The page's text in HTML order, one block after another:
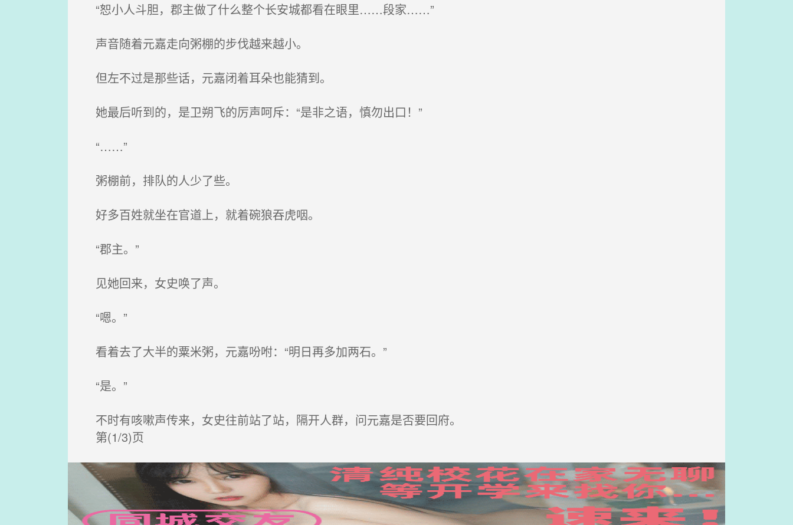
“恕小人斗胆，郡主做了什么整个长安城都看在眼里……段家……”
声音随着元嘉走向粥棚的步伐越来越小。
但左不过是那些话，元嘉闭着耳朵也能猜到。
她最后听到的，是卫朔飞的厉声呵斥：“是非之语，慎勿出口！”
“……”
粥棚前，排队的人少了些。
好多百姓就坐在官道上，就着碗狼吞虎咽。
“郡主。”
见她回来，女史唤了声。
“嗯。”
看着去了大半的粟米粥，元嘉吩咐：“明日再多加两石。”
“是。”
不时有咳嗽声传来，女史往前站了站，隔开人群，问元嘉是否要回府。
第(1/3)页